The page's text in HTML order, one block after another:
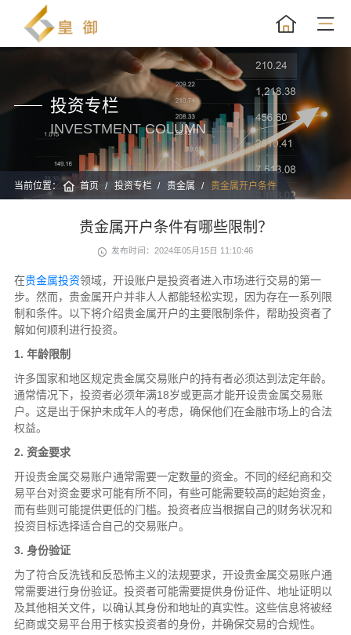
投资专栏
INVESTMENT COLUMN
当前位置： 首页 投资专栏 贵金属 贵金属开户条件
贵金属开户条件有哪些限制？
发布时间：2024年05月15日 11:10:46
在贵金属投资领域，开设账户是投资者进入市场进行交易的第一
步。然而，贵金属开户并非人人都能轻松实现，因为存在一系列限
制和条件。以下将介绍贵金属开户的主要限制条件，帮助投资者了
解如何顺利进行投资。
1. 年龄限制
许多国家和地区规定贵金属交易账户的持有者必须达到法定年龄。
通常情况下，投资者必须年满18岁或更高才能开设贵金属交易账
户。这是出于保护未成年人的考虑，确保他们在金融市场上的合法
权益。
2. 资金要求
开设贵金属交易账户通常需要一定数量的资金。不同的经纪商和交
易平台对资金要求可能有所不同，有些可能需要较高的起始资金，
而有些则可能提供更低的门槛。投资者应当根据自己的财务状况和
投资目标选择适合自己的交易账户。
3. 身份验证
为了符合反洗钱和反恐怖主义的法规要求，开设贵金属交易账户通
常需要进行身份验证。投资者可能需要提供身份证件、地址证明以
及其他相关文件，以确认其身份和地址的真实性。这些信息将被经
纪商或交易平台用于核实投资者的身份，并确保交易的合规性。